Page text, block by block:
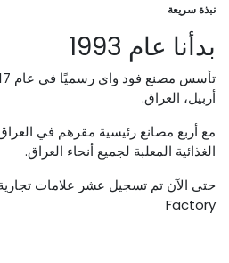
نبذة سريعة
بدأنا عام 1993
أربيل، العراق.
مع أربع مصانع رئيسية مقرهم في
الغذائية المعلبة لجميع أنحاء العراق.
Factory